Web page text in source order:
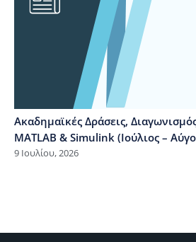
Ακαδημαϊκές Δράσεις,
MATLAB & Simulink (Ιούλιος –
9 Ιουλίου, 2026